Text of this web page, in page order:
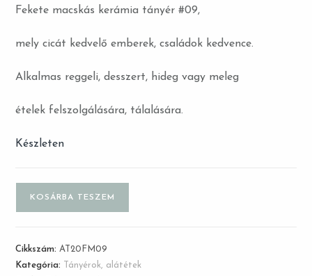
Fekete macskás kerámia tányér #09,
mely cicát kedvelő emberek, családok kedvence.
Alkalmas reggeli, desszert, hideg vagy meleg
ételek felszolgálására, tálalására.
Készleten
KOSÁRBA TESZEM
Cikkszám:AT20FM09
Kategória:
Tányérok, alátétek